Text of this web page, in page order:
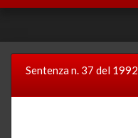
Sentenza n. 37 del 1992